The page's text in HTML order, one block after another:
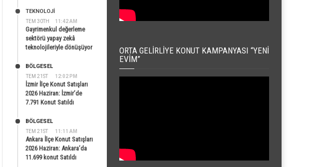
TEM 30TH 11:42 AM
TEKNOLOJİ
Gayrimenkul değerleme
sektörü yapay zekâ
teknolojileriyle dönüşüyor
TEM 21ST 12:02 PM
BÖLGESEL
İzmir İlçe Konut Satışları
2026 Haziran: İzmir’de
7.791 Konut Satıldı
TEM 21ST 11:11 AM
BÖLGESEL
Ankara İlçe Konut Satışları
2026 Haziran: Ankara’da
11.699 konut Satıldı
ORTA GELIRLIYE KONUT KAMPANYASI “YENI
EVIM”